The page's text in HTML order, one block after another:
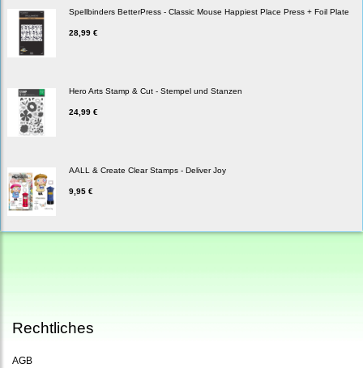
Spellbinders BetterPress - Classic Mouse Happiest Place Press + Foil Plate
28,99 €
Hero Arts Stamp & Cut - Stempel und Stanzen
24,99 €
AALL & Create Clear Stamps - Deliver Joy
9,95 €
Rechtliches
AGB